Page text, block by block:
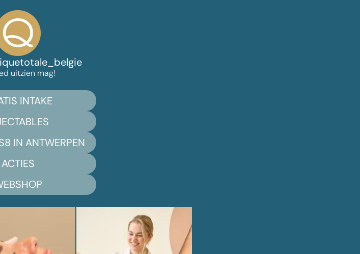
uitzien mag!
INTAKE
IN ANTWERPEN
ACTIES